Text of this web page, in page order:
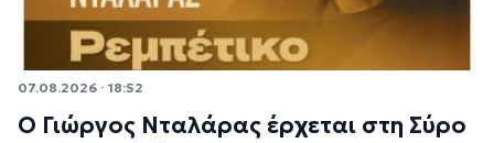
07.08.2026 · 18:52
Ο Γιώργος Νταλάρας έρχεται στη Σύρο